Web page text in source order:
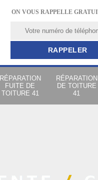
ON VOUS RAPPELLE
RÉPARATION
FUITE DE
TOITURE 41
RÉPARATION
DE TOITURE
41